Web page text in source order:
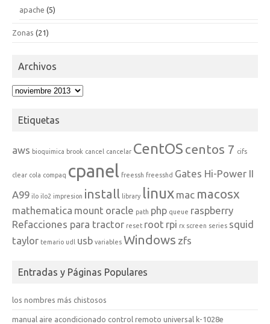
apache (5)
Zonas (21)
Archivos
Archivos
Etiquetas
aws bioquimica brook cancel cancelar CentOS centos 7 cifs
clear cola compaq cpanel freessh freesshd Gates Hi-Power II
A99 ilo ilo2 impresion install library linux mac macosx
mathematica mount oracle path php queue raspberry
Refacciones para tractor reset root rpi rx screen series squid
taylor temario udl usb variables Windows zfs
Entradas y Páginas Populares
los nombres más chistosos
manual aire acondicionado control remoto universal k-1028e